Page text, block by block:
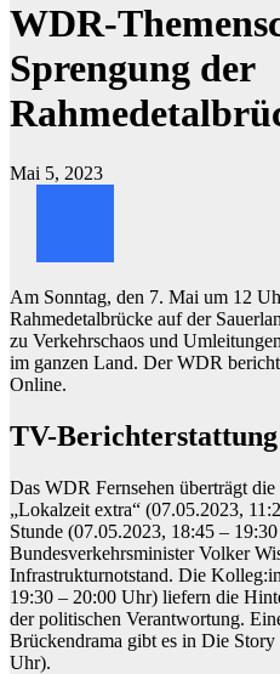
WDR-
Sprengung der
Mai 5, 2023
Am Sonntag, den 7. Mai um 12
Rahmedetalbrücke auf der
zu Verkehrschaos und
im ganzen Land. Der WDR
Online.
TV-Berichterstattung
Das WDR Fernsehen überträgt
„Lokalzeit extra“ (07.05.2023,
Stunde (07.05.2023, 18:45 –
Bundesverkehrsminister Volker
Infrastrukturnotstand. Die
19:30 – 20:00 Uhr) liefern die
der politischen Verantwortung.
Brückendrama gibt es in Die
Uhr).